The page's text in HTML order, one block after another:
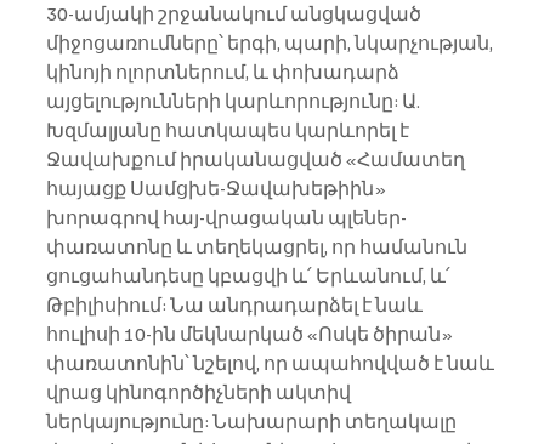
30-ամյակի շրջանակում անցկացված
միջոցառումները՝ երգի, պարի, նկարչության,
կինոյի ոլորտներում, և փոխադարձ
այցելությունների կարևորությունը: Ա.
Խզմալյանը հատկապես կարևորել է
Ջավախքում իրականացված «Համատեղ
հայացք Սամցխե-Ջավախեթիին»
խորագրով հայ-վրացական պլեներ-
փառատոնը և տեղեկացրել, որ համանուն
ցուցահանդեսը կբացվի և՛ Երևանում, և՛
Թբիլիսիում: Նա անդրադարձել է նաև
հուլիսի 10-ին մեկնարկած «Ոսկե ծիրան»
փառատոնին՝ նշելով, որ ապահովված է նաև
վրաց կինոգործիչների ակտիվ
ներկայությունը: Նախարարի տեղակալը